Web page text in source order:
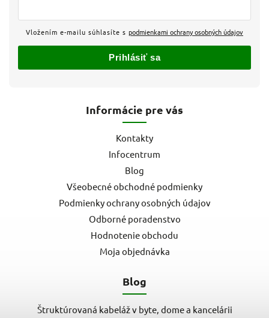
Informácie pre vás
Kontakty
Infocentrum
Blog
Všeobecné obchodné podmienky
Podmienky ochrany osobných údajov
Odborné poradenstvo
Hodnotenie obchodu
Moja objednávka
Blog
Štruktúrovaná kabeláž v byte, dome a kancelárii
Vložením e-mailu súhlasíte s podmienkami ochrany osobných údajov
Prihlásiť sa